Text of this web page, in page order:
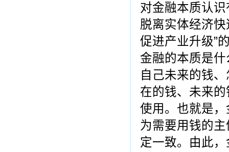
对金融本质认
脱离实体经济
促进产业升级”
金融的本质是
自己未来的钱
在的钱、未来
使用。也就是
为需要用钱的
定一致。由此